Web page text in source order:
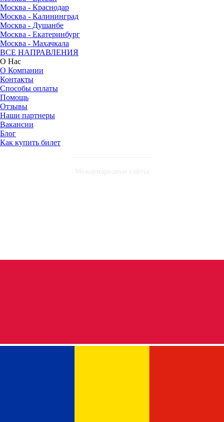
Москва - Краснодар
Москва - Калининград
Москва - Душанбе
Москва - Екатеринбург
Москва - Махачкала
ВСЕ НАПРАВЛЕНИЯ
О Нас
О Компании
Контакты
Способы оплаты
Помощь
Отзывы
Наши партнеры
Вакансии
Блог
Как купить билет